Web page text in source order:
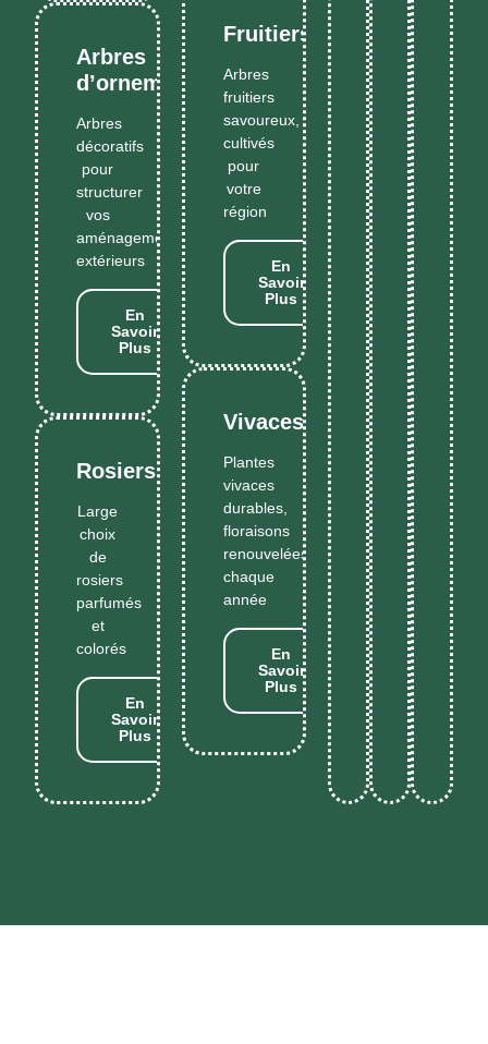
Arbres
d’ornement
Arbres
décoratifs
pour
structurer
vos
aménagements
extérieurs
En
Savoir
Plus
Rosiers
Large
choix
de
rosiers
parfumés
et
colorés
En
Savoir
Plus
Fruitiers
Arbres
fruitiers
savoureux,
cultivés
pour
votre
région
En
Savoir
Plus
Vivaces
Plantes
vivaces
durables,
floraisons
renouvelées
chaque
année
En
Savoir
Plus